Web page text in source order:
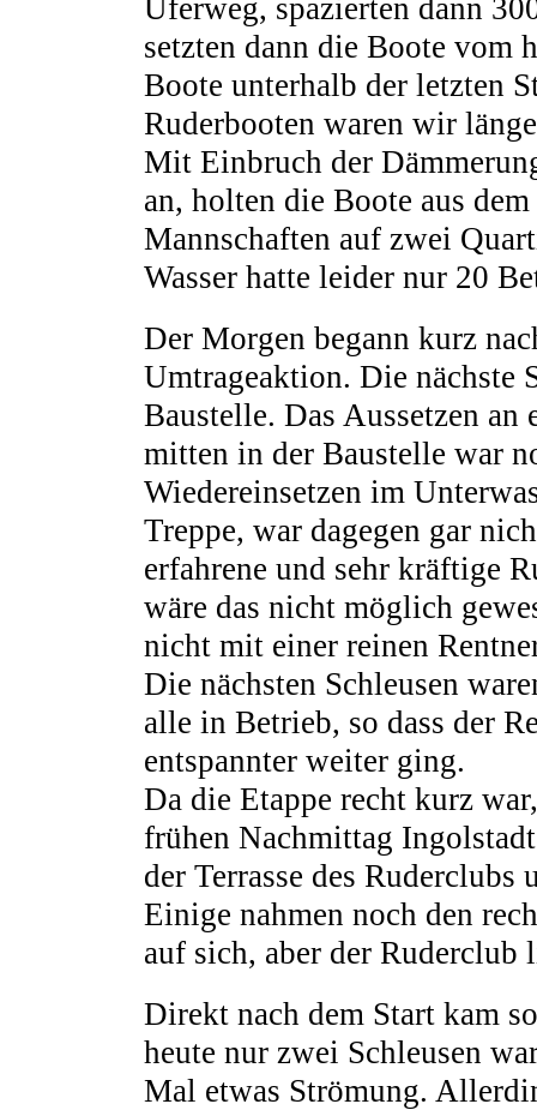
Uferweg, spazierten dann
setzten dann die Boote vom
Boote unterhalb der letzten
Ruderbooten waren wir
Mit Einbruch der
an, holten die Boote aus
Mannschaften auf zwei
Wasser hatte leider nur 20
Der Morgen begann kurz
Umtrageaktion. Die nächste
Baustelle. Das Aussetzen
mitten in der Baustelle war
Wiedereinsetzen im
Treppe, war dagegen gar
erfahrene und sehr kräftige
wäre das nicht möglich
nicht mit einer reinen
Die nächsten Schleusen
alle in Betrieb, so dass der
entspannter weiter ging.
Da die Etappe recht kurz
frühen Nachmittag
der Terrasse des Ruderclubs
Einige nahmen noch den
auf sich, aber der
Direkt nach dem Start kam
heute nur zwei Schleusen
Mal etwas Strömung.